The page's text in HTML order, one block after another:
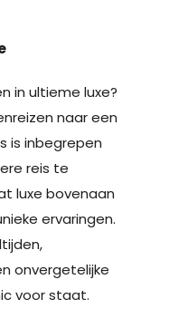
in ultieme luxe?
naar een
is inbegrepen
reis te
luxe bovenaan
ervaringen.
onvergetelijke
voor staat.